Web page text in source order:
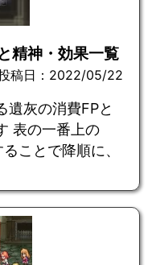
精神・効果一覧
稿日：2022/05/22
遺灰の消費FPと
表の一番上の
ことで降順に、